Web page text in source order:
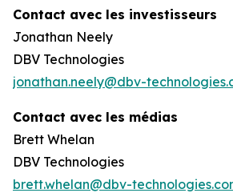
Contact avec les investisseurs
Jonathan Neely
DBV Technologies
jonathan.neely@dbv-
Contact avec les médias
Brett Whelan
DBV Technologies
brett.whelan@dbv-